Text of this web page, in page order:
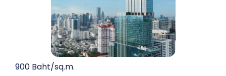
900 Baht/sq.m.